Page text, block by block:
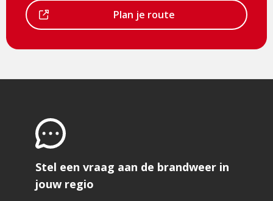
is
Plan je route
Stel een vraag aan de brandweer in
jouw regio